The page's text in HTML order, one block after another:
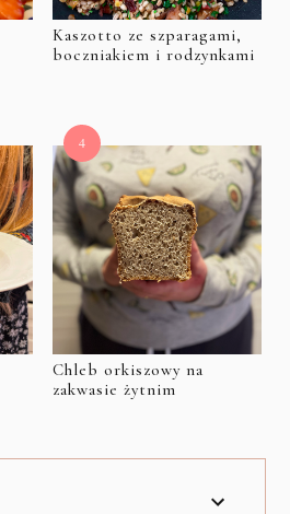
Kaszotto ze szparagami,
boczniakiem i rodzynkami
Chleb orkiszowy na
zakwasie żytnim